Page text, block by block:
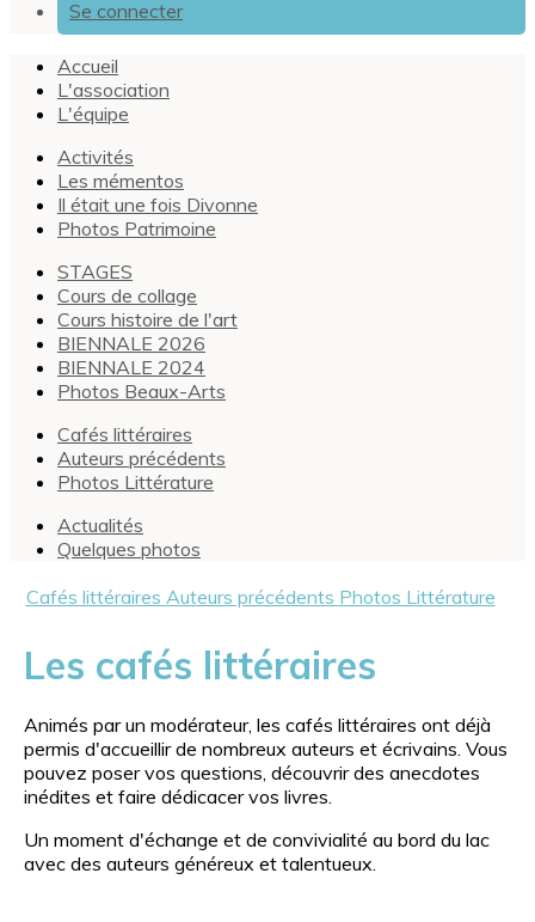
Se connecter
Accueil
L'association
L'équipe
Activités
Les mémentos
Il était une fois Divonne
Photos Patrimoine
STAGES
Cours de collage
Cours histoire de l'art
BIENNALE 2026
BIENNALE 2024
Photos Beaux-Arts
Cafés littéraires
Auteurs précédents
Photos Littérature
Actualités
Quelques photos
Cafés littéraires Auteurs précédents Photos Littérature
Les cafés littéraires
Animés par un modérateur, les cafés littéraires ont déjà
permis d'accueillir de nombreux auteurs et écrivains. Vous
pouvez poser vos questions, découvrir des anecdotes
inédites et faire dédicacer vos livres.
Un moment d'échange et de convivialité au bord du lac
avec des auteurs généreux et talentueux.